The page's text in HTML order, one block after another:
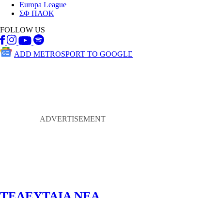
Europa League
ΣΦ ΠΑΟΚ
FOLLOW US
ADD METROSPORT TO GOOGLE